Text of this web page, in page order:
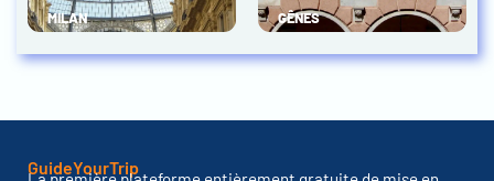
MILAN GÊNES
GuideYourTrip